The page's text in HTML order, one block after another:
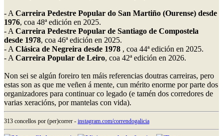
- A Carreira Pedestre Popular do San Martiño (Ourense) desde
1976, coa 48ª edición en 2025.
- A Carreira Pedestre Popular de Santiago de Compostela
desde 1978, coa 46ª edición en 2025.
- A Clásica de Negreira desde 1978 , coa 44ª edición en 2025.
- A Carreira Popular de Leiro, coa 42ª edición en 2026.
Non sei se algún foreiro ten máis referencias doutras carreiras, pero
estas son as que me veñen á mente, cun mérito enorme por parte dos
organizadores para continuar co legado (e tamén dos corredores de
varias xeracións, por mantelas con vida).
313 concellos por (per)correr - instagram.com/correndogalicia